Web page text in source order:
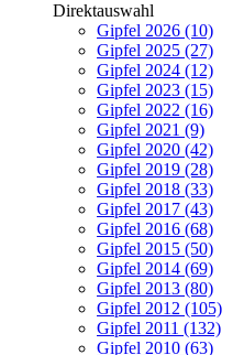
Direktauswahl
Gipfel 2026 (10)
Gipfel 2025 (27)
Gipfel 2024 (12)
Gipfel 2023 (15)
Gipfel 2022 (16)
Gipfel 2021 (9)
Gipfel 2020 (42)
Gipfel 2019 (28)
Gipfel 2018 (33)
Gipfel 2017 (43)
Gipfel 2016 (68)
Gipfel 2015 (50)
Gipfel 2014 (69)
Gipfel 2013 (80)
Gipfel 2012 (105)
Gipfel 2011 (132)
Gipfel 2010 (63)